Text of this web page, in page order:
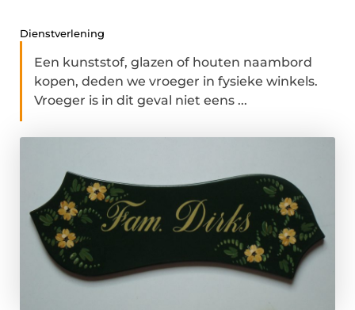
Dienstverlening
Een kunststof, glazen of houten naambord
kopen, deden we vroeger in fysieke winkels.
Vroeger is in dit geval niet eens ...